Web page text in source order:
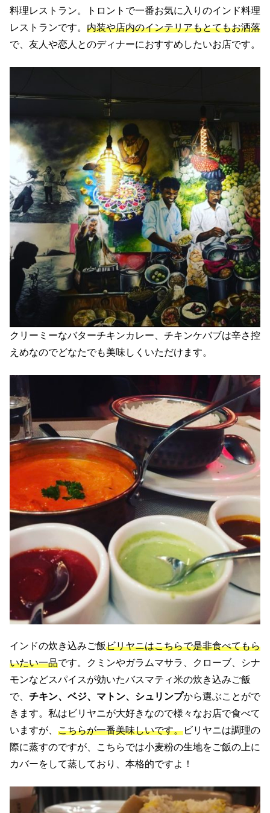
料理レストラン。トロントで一番お気に入りのインド料理
レストランです。 内装や店内のインテリアもとてもお洒落
で、友人や恋人とのディナーにおすすめしたいお店です。
クリーミーなバターチキンカレー、チキンケバブは辛さ控
えめなのでどなたでも美味しくいただけます。
インドの炊き込みご飯ビリヤニはこちらで是非食べてもら
いたい一品です。クミンやガラムマサラ、クローブ、シナ
モンなどスパイスが効いたバスマティ米の炊き込みご飯
で、 チキン、ベジ、マトン、シュリンプから選ぶことがで
きます。私はビリヤニが大好きなので様々なお店で食べて
いますが、 こちらが一番美味しいです。ビリヤニは調理の
際に蒸すのですが、こちらでは小麦粉の生地をご飯の上に
カバーをして蒸しており、本格的ですよ！